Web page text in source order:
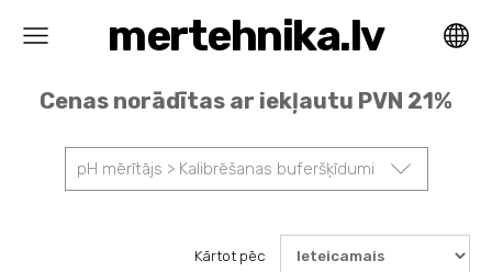
mertehnika.lv
Cenas norādītas ar iekļautu PVN 21%
pH mērītājs > Kalibrēšanas buferšķīdumi
Kārtot pēc